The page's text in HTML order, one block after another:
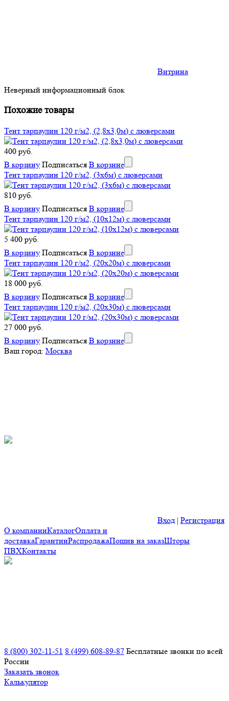
Витрина
Неверный информационный блок
Похожие товары
Тент тарпаулин 120 г/м2, (2,8х3,0м) с люверсами
400 руб.
В корзину Подписаться В корзине
Тент тарпаулин 120 г/м2, (3х6м) с люверсами
810 руб.
В корзину Подписаться В корзине
Тент тарпаулин 120 г/м2, (10х12м) с люверсами
5 400 руб.
В корзину Подписаться В корзине
Тент тарпаулин 120 г/м2, (20х20м) с люверсами
18 000 руб.
В корзину Подписаться В корзине
Тент тарпаулин 120 г/м2, (20х30м) с люверсами
27 000 руб.
В корзину Подписаться В корзине
Ваш город: Москва
Вход | Регистрация
О компанииКаталогОплата и
доставкаГарантииРаспродажаПошив на заказШторы
ПВХКонтакты
8 (800) 302-11-51 8 (499) 608-89-87 Бесплатные звонки по всей
России
Заказать звонок
Калькулятор